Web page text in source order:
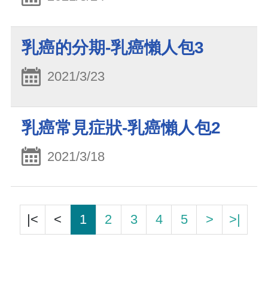
乳癌的分期-乳癌懶人包3
2021/3/23
乳癌常見症狀-乳癌懶人包2
2021/3/18
|< < 1 2 3 4 5 > >|